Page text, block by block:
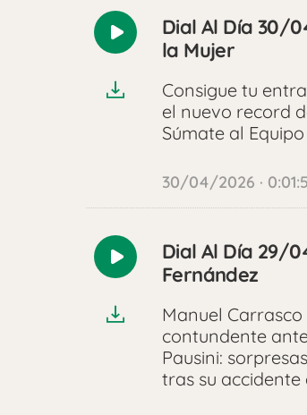
Reproducir
Dial Al Día 30/
la Mujer
Consigue tu
el nuevo record
Súmate al
30/04/2026 ·
Reproducir
Dial Al Día 29/
Fernández
Manuel
contundente
Pausini:
tras su accidente